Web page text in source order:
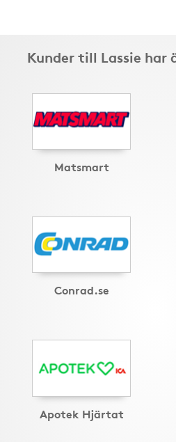
Kunder till Lassie har
Matsmart
Conrad.se
Apotek Hjärtat